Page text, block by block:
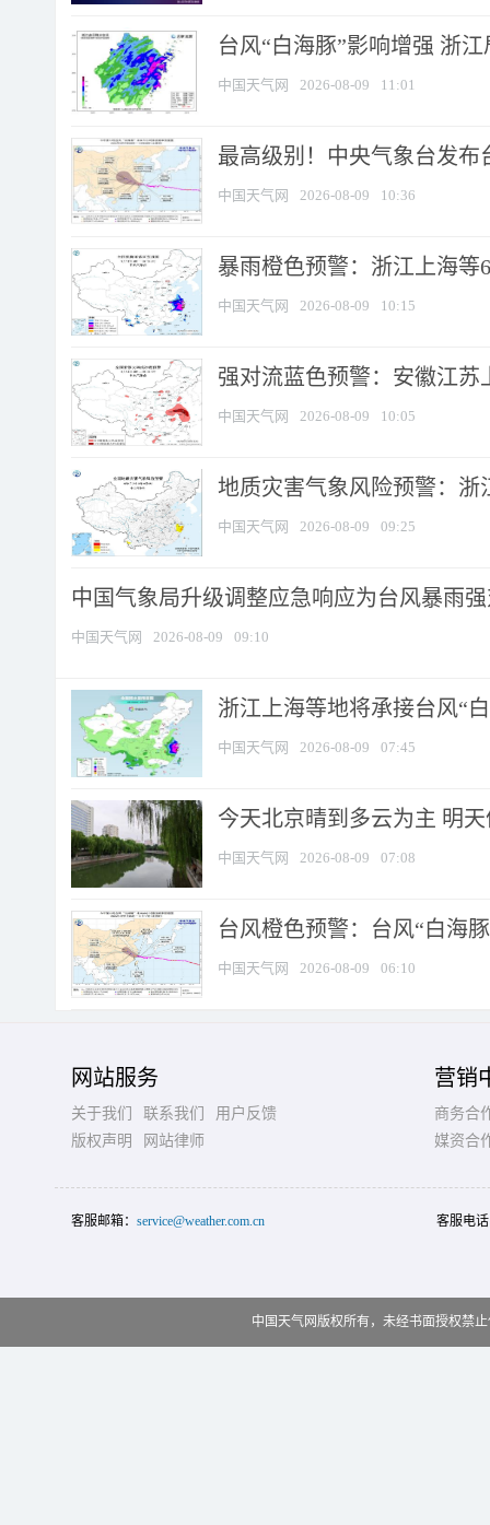
台风“白海豚”影响增强 浙
中国天气网 2026-08-09 11:01
最高级别！中央气象台发布
中国天气网 2026-08-09 10:36
暴雨橙色预警：浙江上海等
中国天气网 2026-08-09 10:15
强对流蓝色预警：安徽江苏
中国天气网 2026-08-09 10:05
地质灾害气象风险预警：浙
中国天气网 2026-08-09 09:25
中国气象局升级调整应急响应为台风暴雨
中国天气网 2026-08-09 09:10
浙江上海等地将承接台风“
中国天气网 2026-08-09 07:45
今天北京晴到多云为主 明
中国天气网 2026-08-09 07:08
台风橙色预警：台风“白海
中国天气网 2026-08-09 06:10
网站服务
关于我们 联系我们
用户反馈
版权声明
网站律师
营销
商务合
媒资合
客服邮箱： service@weather.com.cn 客服电
中国天气网版权所有，未经书面授权